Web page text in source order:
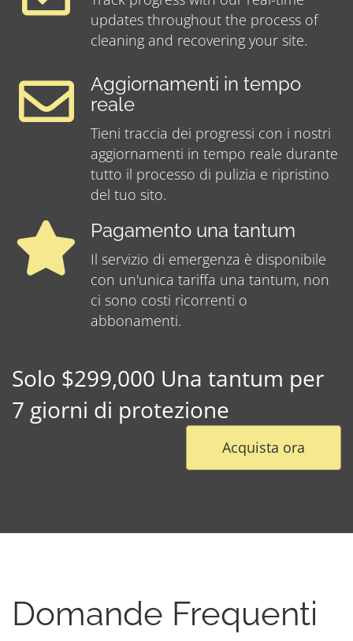
updates throughout the process of
cleaning and recovering your site.
Aggiornamenti in tempo
reale
Tieni traccia dei progressi con i nostri
aggiornamenti in tempo reale durante
tutto il processo di pulizia e ripristino
del tuo sito.
Pagamento una tantum
Il servizio di emergenza è disponibile
con un'unica tariffa una tantum, non
ci sono costi ricorrenti o
abbonamenti.
Solo $299,000 Una tantum per
7 giorni di protezione
Acquista ora
Domande Frequenti